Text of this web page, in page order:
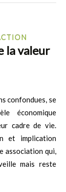
la valeur
confondues, se
économique
cadre de vie.
et implication
association qui,
mais reste